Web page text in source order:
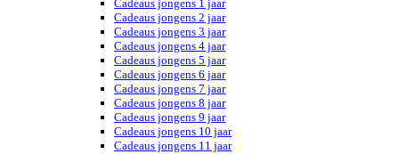
Cadeaus jongens 1 jaar
Cadeaus jongens 2 jaar
Cadeaus jongens 3 jaar
Cadeaus jongens 4 jaar
Cadeaus jongens 5 jaar
Cadeaus jongens 6 jaar
Cadeaus jongens 7 jaar
Cadeaus jongens 8 jaar
Cadeaus jongens 9 jaar
Cadeaus jongens 10 jaar
Cadeaus jongens 11 jaar